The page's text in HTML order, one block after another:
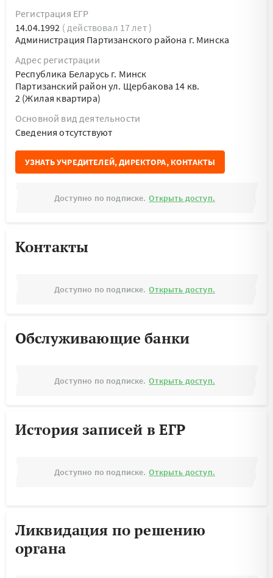
Регистрация ЕГР
14.04.1992 ( действовал 17 лет )
Администрация Партизанского района г. Минска
Адрес регистрации
Республика Беларусь г. Минск
Партизанский район ул. Щербакова 14 кв.
2 (Жилая квартира)
Основной вид деятельности
Cведения отсутствуют
УЗНАТЬ УЧРЕДИТЕЛЕЙ, ДИРЕКТОРА, КОНТАКТЫ
Доступно по подписке. Открыть доступ.
Контакты
Доступно по подписке. Открыть доступ.
Обслуживающие банки
Доступно по подписке. Открыть доступ.
История записей в ЕГР
Доступно по подписке. Открыть доступ.
Ликвидация по решению
органа